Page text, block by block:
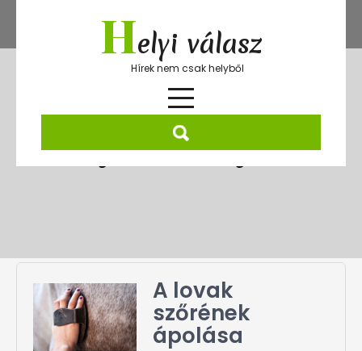
content
Helyi válasz
Hírek nem csak helyből
Kategória:Uncategorized
A lovak
szőrének
ápolása